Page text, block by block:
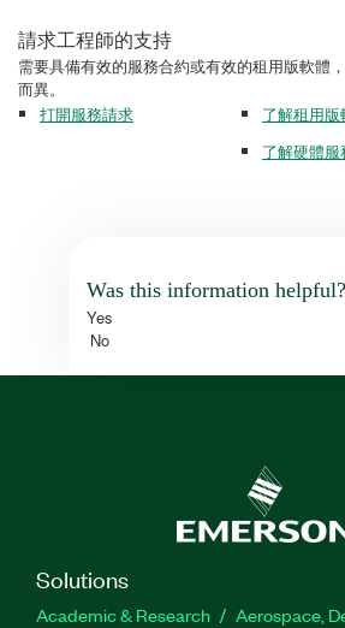
請求工程師的支持
需要具備有效的服務合約或有效的租用版軟體
而異。
打開服務請求
了解租用
了解硬體
Was this information helpful?
Yes
No
Solutions
Academic & Research
Aerospace,